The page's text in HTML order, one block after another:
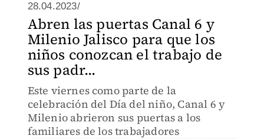
28.04.2023/
Abren las puertas Canal 6 y
Milenio Jalisco para que los
niños conozcan el trabajo de
sus padr...
Este viernes como parte de la
celebración del Día del niño, Canal 6 y
Milenio abrieron sus puertas a los
familiares de los trabajadores